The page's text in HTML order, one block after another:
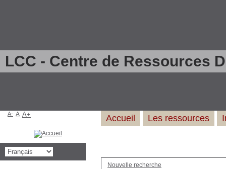
LCC - Centre de Ressources
Nouvelle recherche
Accueil Les ressources
A- A A+